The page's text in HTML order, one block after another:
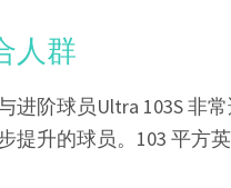
人群
进阶球员Ultra 103S 非
提升的球员。103 平方